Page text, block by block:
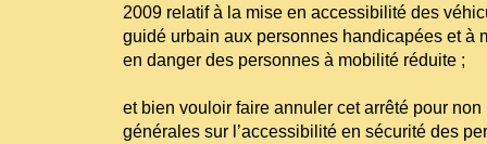
2009 relatif à la mise en accessibilité des
guidé urbain aux personnes handicapées et à
en danger des personnes à mobilité réduite ;
et bien vouloir faire annuler cet arrêté pour
générales sur l’accessibilité en sécurité des